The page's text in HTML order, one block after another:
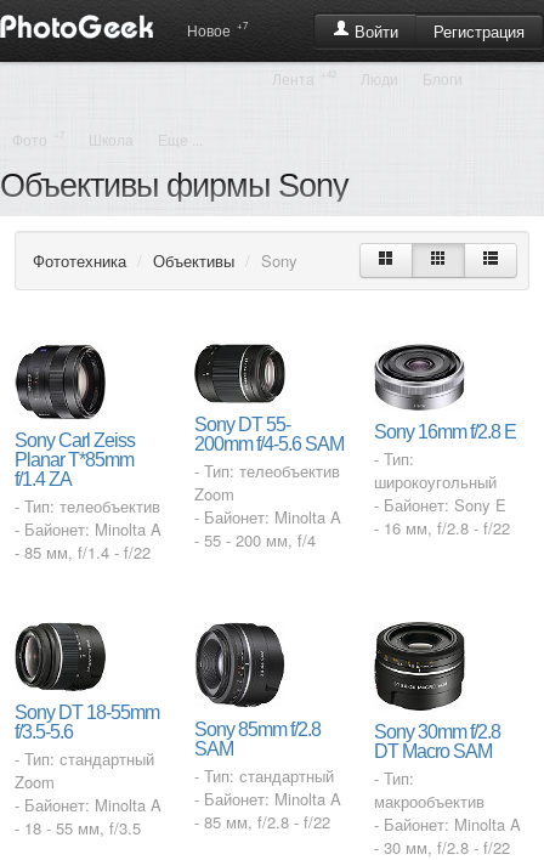
Войти Регистрация
Новое +7
Лента +42 Люди Блоги
Фото +7 Школа Еще ...
Объективы фирмы Sony
Фототехника / Объективы / Sony
Sony Carl Zeiss
Planar T*85mm
f/1.4 ZA
- Тип: телеобъектив
- Байонет: Minolta A
- 85 мм, f/1.4 - f/22
Sony DT 55-
200mm f/4-5.6 SAM
- Тип: телеобъектив
Zoom
- Байонет: Minolta A
- 55 - 200 мм, f/4
Sony 16mm f/2.8 E
- Тип:
широкоугольный
- Байонет: Sony E
- 16 мм, f/2.8 - f/22
Sony DT 18-55mm
f/3.5-5.6
- Тип: стандартный
Zoom
- Байонет: Minolta A
- 18 - 55 мм, f/3.5
Sony 85mm f/2.8
SAM
- Тип: стандартный
- Байонет: Minolta A
- 85 мм, f/2.8 - f/22
Sony 30mm f/2.8
DT Macro SAM
- Тип:
макрообъектив
- Байонет: Minolta A
- 30 мм, f/2.8 - f/22